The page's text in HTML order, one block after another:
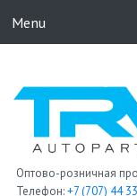
Menu
Оптово-розничная
Телефон:+7 (707) 44